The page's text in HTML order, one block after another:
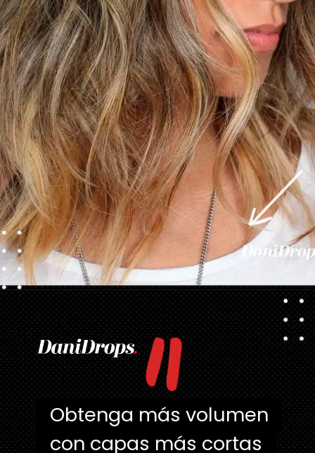
Abriendo...
Obtenga más volumen
con capas más cortas
Obtenga más volumen
con capas más cortas